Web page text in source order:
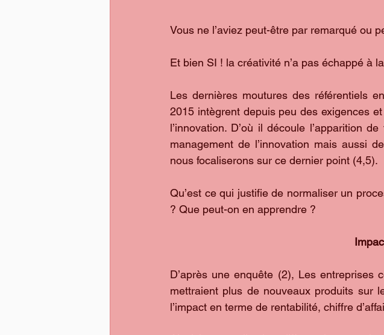
Vous ne l’aviez peut-être par remarqué ou
Et bien SI ! la créativité n’a pas échappé à
Les dernières moutures des référentiels
2015 intègrent depuis peu des exigences
l’innovation. D’où il découle l’apparition
management de l’innovation mais aussi
nous focaliserons sur ce dernier point (4,5).
Qu’est ce qui justifie de normaliser un
? Que peut-on en apprendre ?
D’après une enquête (2), Les
mettraient plus de nouveaux produits sur
l’impact en terme de rentabilité, chiffre